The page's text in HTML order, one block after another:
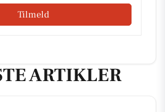
Tilmeld
ARTIKLER